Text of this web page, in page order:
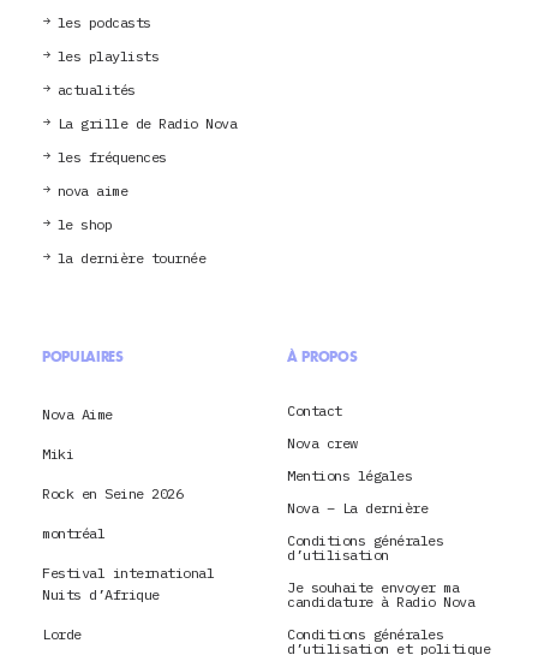
les podcasts
les playlists
actualités
La grille de Radio Nova
les fréquences
nova aime
le shop
la dernière tournée
POPULAIRES
Nova Aime
Miki
Rock en Seine 2026
montréal
Festival international
Nuits d’Afrique
Lorde
À PROPOS
Contact
Nova crew
Mentions légales
Nova – La dernière
Conditions générales
d’utilisation
Je souhaite envoyer ma
candidature à Radio Nova
Conditions générales
d’utilisation et politique